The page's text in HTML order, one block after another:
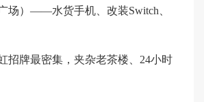
场）——水货手机、改装Switch、
牌最密集，夹杂老茶楼、24小时